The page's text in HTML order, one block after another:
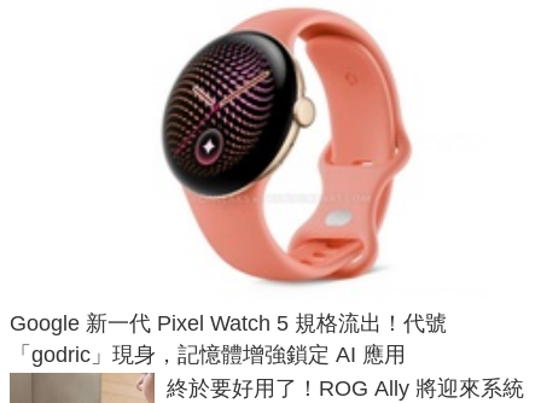
Google 新一代 Pixel Watch 5 規格流出！代號
「godric」現身，記憶體增強鎖定 AI 應用
終於要好用了！ROG Ally 將迎來系統